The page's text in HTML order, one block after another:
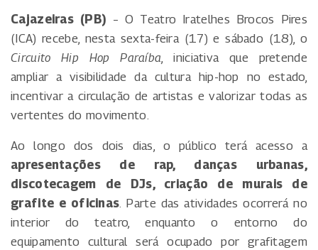
Cajazeiras (PB) – O Teatro Iratelhes Brocos Pires
(ICA) recebe, nesta sexta-feira (17) e sábado (18), o
Circuito Hip Hop Paraíba, iniciativa que pretende
ampliar a visibilidade da cultura hip-hop no estado,
incentivar a circulação de artistas e valorizar todas as
vertentes do movimento.
Ao longo dos dois dias, o público terá acesso a
apresentações de rap, danças urbanas,
discotecagem de DJs, criação de murais de
grafite e oficinas. Parte das atividades ocorrerá no
interior do teatro, enquanto o entorno do
equipamento cultural será ocupado por grafitagem